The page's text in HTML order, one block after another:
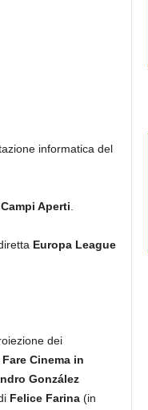
informatica del
Campi Aperti
Europa League
dei
Cinema in
González
Felice Farina(in